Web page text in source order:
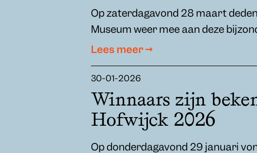
Op zaterdagavond 28 maart
Museum weer mee aan deze
Lees meer →
30-01-2026
Winnaars zijn
Hofwijck 2026
Op donderdagavond 29 januari